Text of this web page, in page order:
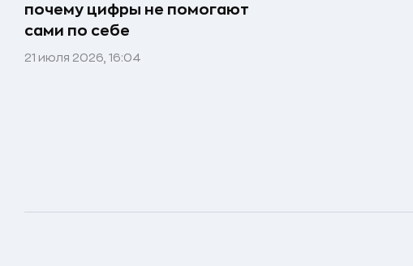
почему цифры не помогают
сами по себе
21 июля 2026, 16:04